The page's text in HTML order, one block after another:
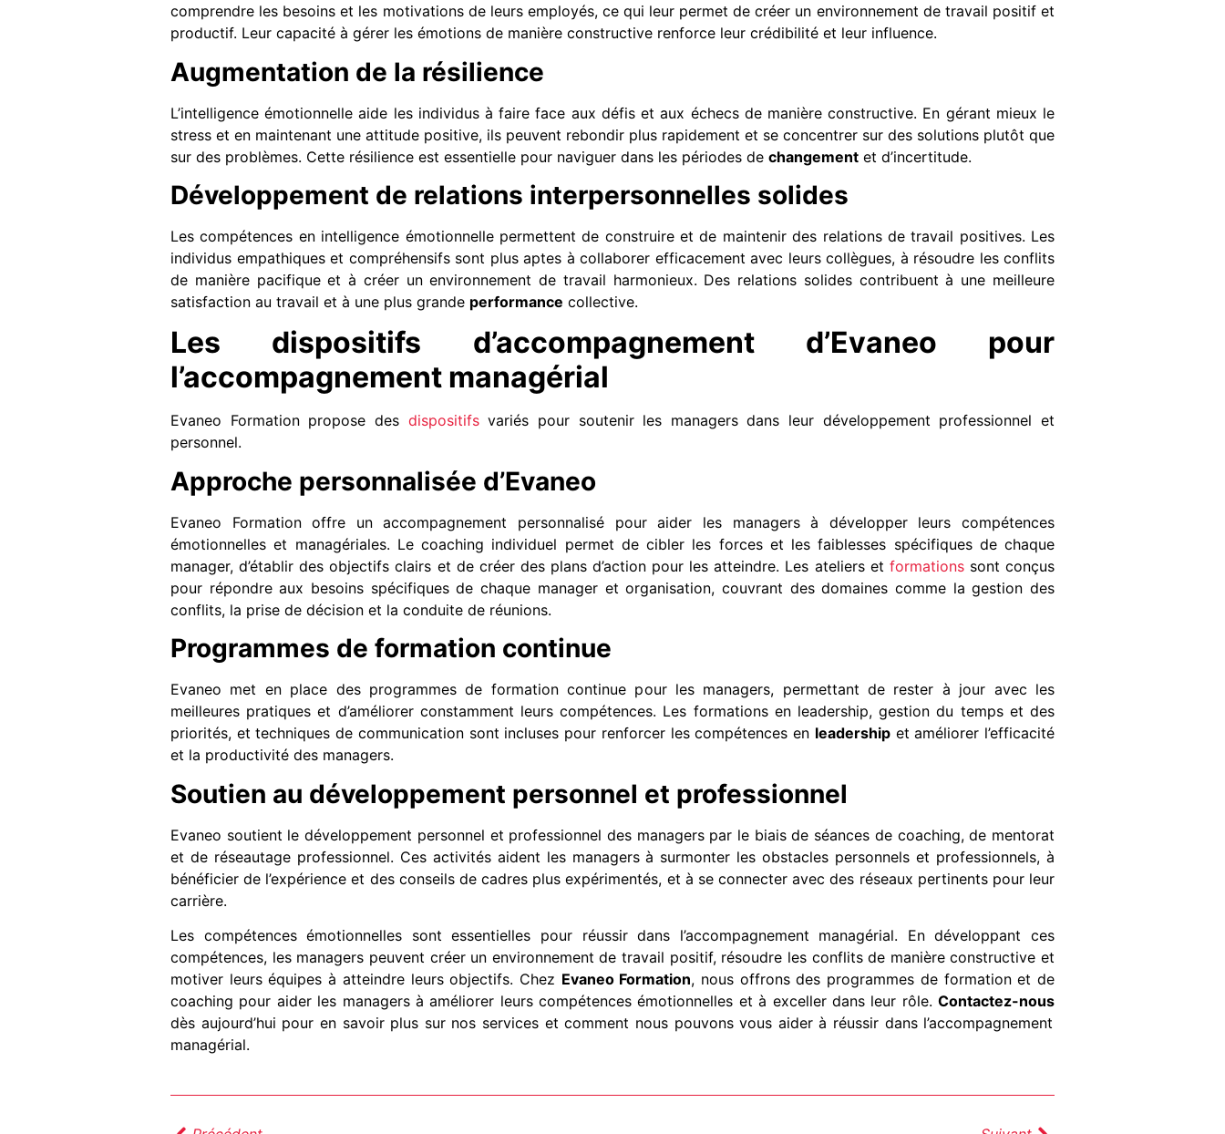
comprendre les besoins et les motivations de leurs employés, ce qui leur permet de créer un environnement de travail positif et
productif. Leur capacité à gérer les émotions de manière constructive renforce leur crédibilité et leur influence.
Augmentation de la résilience
L’intelligence émotionnelle aide les individus à faire face aux défis et aux échecs de manière constructive. En gérant mieux le
stress et en maintenant une attitude positive, ils peuvent rebondir plus rapidement et se concentrer sur des solutions plutôt que
sur des problèmes. Cette résilience est essentielle pour naviguer dans les périodes de changement et d’incertitude.
Développement de relations interpersonnelles solides
Les compétences en intelligence émotionnelle permettent de construire et de maintenir des relations de travail positives. Les
individus empathiques et compréhensifs sont plus aptes à collaborer efficacement avec leurs collègues, à résoudre les conflits
de manière pacifique et à créer un environnement de travail harmonieux. Des relations solides contribuent à une meilleure
satisfaction au travail et à une plus grande performance collective.
Les dispositifs d’accompagnement d’Evaneo pour
l’accompagnement managérial
Evaneo Formation propose des dispositifsvariés pour soutenir les managers dans leur développement professionnel et
personnel.
Approche personnalisée d’Evaneo
Evaneo Formation offre un accompagnement personnalisé pour aider les managers à développer leurs compétences
émotionnelles et managériales. Le coaching individuel permet de cibler les forces et les faiblesses spécifiques de chaque
manager, d’établir des objectifs clairs et de créer des plans d’action pour les atteindre. Les ateliers et formationssont conçus
pour répondre aux besoins spécifiques de chaque manager et organisation, couvrant des domaines comme la gestion des
conflits, la prise de décision et la conduite de réunions.
Programmes de formation continue
Evaneo met en place des programmes de formation continue pour les managers, permettant de rester à jour avec les
meilleures pratiques et d’améliorer constamment leurs compétences. Les formations en leadership, gestion du temps et des
priorités, et techniques de communication sont incluses pour renforcer les compétences en leadershipet améliorer l’efficacité
et la productivité des managers.
Soutien au développement personnel et professionnel
Evaneo soutient le développement personnel et professionnel des managers par le biais de séances de coaching, de mentorat
et de réseautage professionnel. Ces activités aident les managers à surmonter les obstacles personnels et professionnels, à
bénéficier de l’expérience et des conseils de cadres plus expérimentés, et à se connecter avec des réseaux pertinents pour leur
carrière.
Les compétences émotionnelles sont essentielles pour réussir dans l’accompagnement managérial. En développant ces
compétences, les managers peuvent créer un environnement de travail positif, résoudre les conflits de manière constructive et
motiver leurs équipes à atteindre leurs objectifs. Chez Evaneo Formation, nous offrons des programmes de formation et de
coaching pour aider les managers à améliorer leurs compétences émotionnelles et à exceller dans leur rôle. Contactez-nous
dès aujourd’hui pour en savoir plus sur nos services et comment nous pouvons vous aider à réussir dans l’accompagnement
managérial.